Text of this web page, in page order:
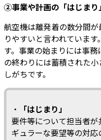
②事業や計画の「はじまり
航空機は離発着の数分間
りやすいと言われていま
す。事業の始まりには事
の終わりには蓄積された
しがちです。
・
「はじまり」
要件等について担当者
ギュラーな要望等の対応